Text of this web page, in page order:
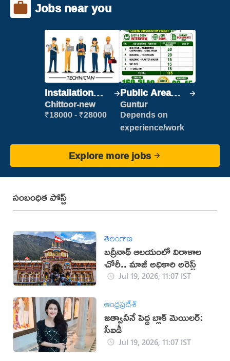
Jobs near you
Installation
Engineer/
Helper
Chittoor-new
₹18000 - ₹28000
Public Area
Cleaner
Guntur
Depends on
experience/work
Explore more jobs
సంబంధిత పోస్ట్
తెలంగాణ
బద్రీనాథ్ ఆలయంలో విరాళాల
చోరీ.. మాజీ అధికారి అరెస్ట్
Jul 19, 2026, 11:07 IST
ఆంధ్రప్రదేశ్
జత్వానీనే పెద్ద బ్లాక్ మెయిలర్:
సీఐడీ
Jul 19, 2026, 11:07 IST